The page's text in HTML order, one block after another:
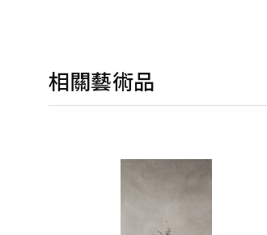
相關藝術品